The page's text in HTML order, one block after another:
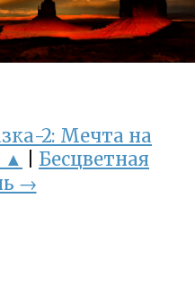
2: Мечта на
▲
Бесцветная
→